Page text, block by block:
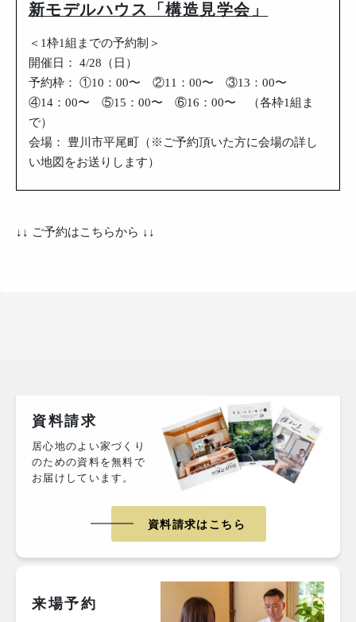
新モデルハウス「構造見学会」
＜1枠1組までの予約制＞
開催日： 4/28（日）
予約枠： ①10：00〜 ②11：00〜 ③13：00〜
④14：00〜 ⑤15：00〜 ⑥16：00〜 （各枠1組ま
で）
会場： 豊川市平尾町（※ご予約頂いた方に会場の詳し
い地図をお送りします）
↓↓ ご予約はこちらから ↓↓
資料請求
居心地のよい家づくり
のための資料を無料で
お届けしています。
資料請求はこちら
来場予約